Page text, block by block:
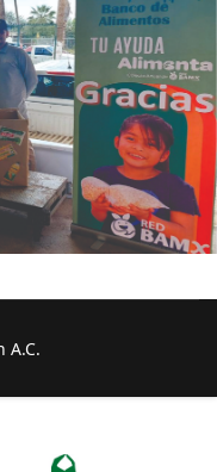
A.C.